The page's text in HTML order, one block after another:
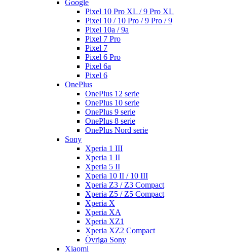
Google
Pixel 10 Pro XL / 9 Pro XL
Pixel 10 / 10 Pro / 9 Pro / 9
Pixel 10a / 9a
Pixel 7 Pro
Pixel 7
Pixel 6 Pro
Pixel 6a
Pixel 6
OnePlus
OnePlus 12 serie
OnePlus 10 serie
OnePlus 9 serie
OnePlus 8 serie
OnePlus Nord serie
Sony
Xperia 1 III
Xperia 1 II
Xperia 5 II
Xperia 10 II / 10 III
Xperia Z3 / Z3 Compact
Xperia Z5 / Z5 Compact
Xperia X
Xperia XA
Xperia XZ1
Xperia XZ2 Compact
Övriga Sony
Xiaomi